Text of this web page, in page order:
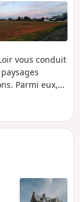
vous conduit
Parmi eux,